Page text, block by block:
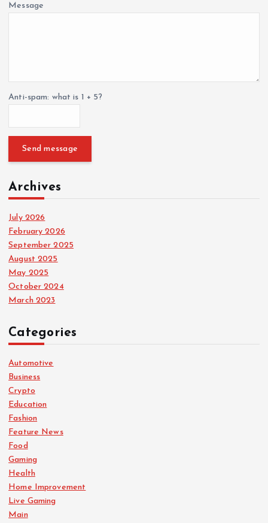
Message
Anti-spam: what is 1 + 5?
Send message
Archives
July 2026
February 2026
September 2025
August 2025
May 2025
October 2024
March 2023
Categories
Automotive
Business
Crypto
Education
Fashion
Feature News
Food
Gaming
Health
Home Improvement
Live Gaming
Main